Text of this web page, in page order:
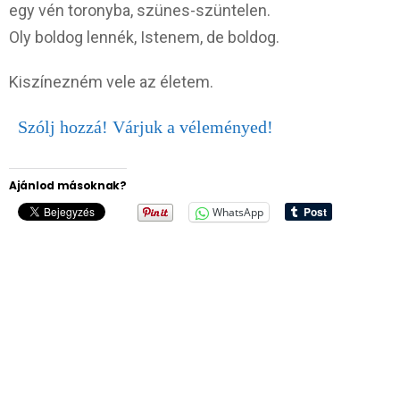
egy vén toronyba, szünes-szüntelen.
Oly boldog lennék, Istenem, de boldog.
Kiszínezném vele az életem.
Szólj hozzá! Várjuk a véleményed!
Ajánlod másoknak?
WhatsApp